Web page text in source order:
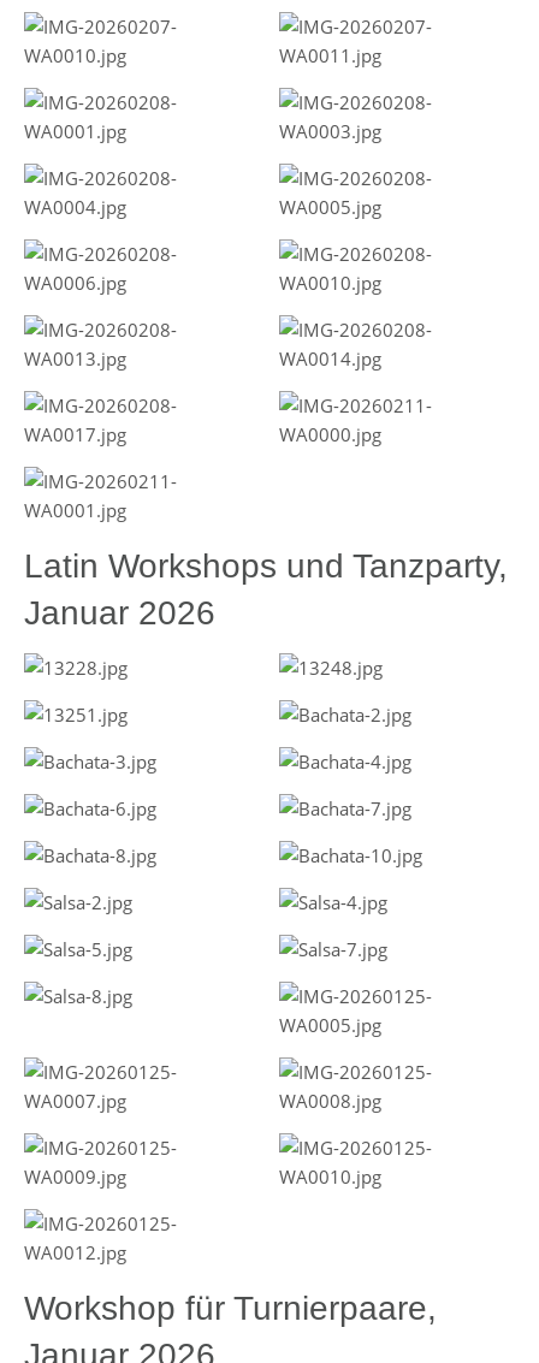
Latin Workshops und Tanzparty,
Januar 2026
Workshop für Turnierpaare,
Januar 2026